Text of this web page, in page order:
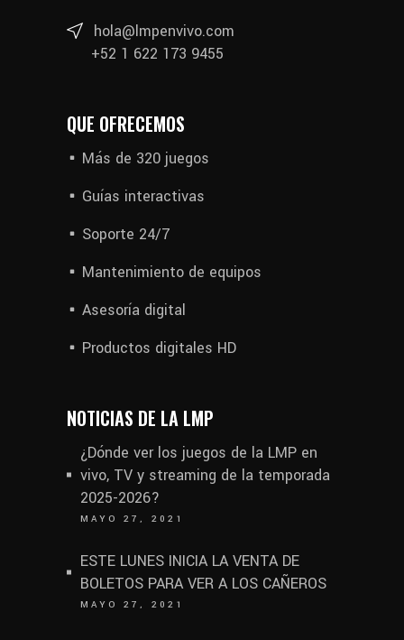
hola@lmpenvivo.com
+52 1 622 173 9455
QUE OFRECEMOS
Más de 320 juegos
Guías interactivas
Soporte 24/7
Mantenimiento de equipos
Asesoría digital
Productos digitales HD
NOTICIAS DE LA LMP
¿Dónde ver los juegos de la LMP en
vivo, TV y streaming de la temporada
2025-2026?
MAYO 27, 2021
ESTE LUNES INICIA LA VENTA DE
BOLETOS PARA VER A LOS CAÑEROS
MAYO 27, 2021